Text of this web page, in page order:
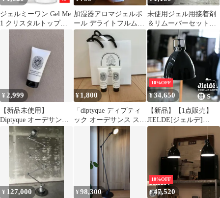
ジェルミーワン Gel Me
1 クリスタルトップジ
加湿器アロマジェルボ
ール デライトフルムス
ク
未使用ジェル用接着剤
＆リムーバーセット
（TOMICCA / UR
SUGAR）
¥2,999
【新品未使用】
Diptyque オーデサン
ス ハンドウォッシュ
50ml
¥ 1,800
「diptyque ディプティ
ック オーデサンス スク
ラブ ノベルティ 10ml
10%OFF
¥34,650
【新品】【1点販売】
JIELDE[ジェルデ]
Ceiling Lamp
Augustin(S) (Black
JD160) [シーリングラン
プ オーガスティン ブラ
ック 天井 ライト 照明]
¥ 127,000 ¥98,300
10%OFF
¥47,520